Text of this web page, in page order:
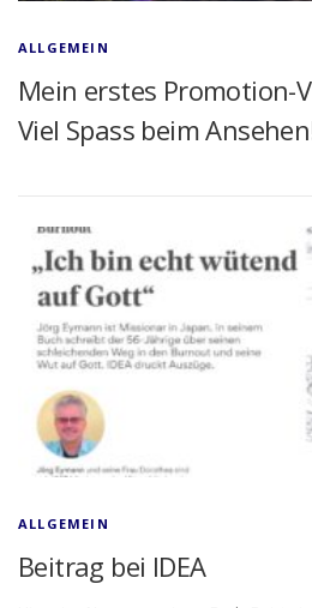
ALLGEMEIN
Mein erstes Promotion-
Viel Spass beim
ALLGEMEIN
Beitrag bei IDEA